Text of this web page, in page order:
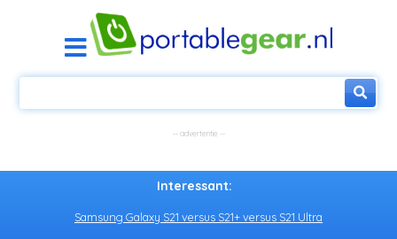
Interessant:
Samsung Galaxy S21 versus S21+ versus S21 Ultra